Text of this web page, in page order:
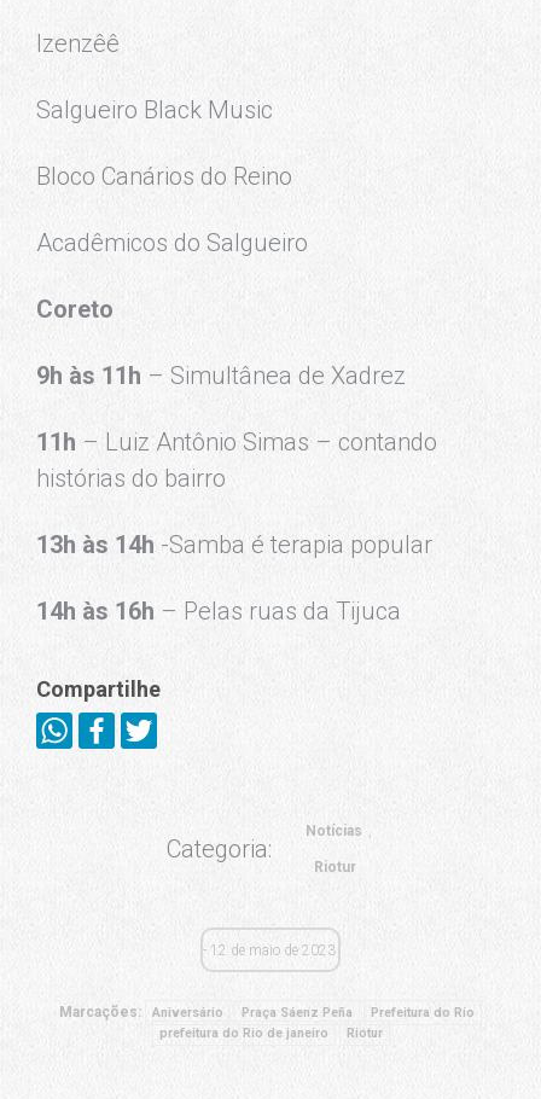
Izenzêê
Salgueiro Black Music
Bloco Canários do Reino
Acadêmicos do Salgueiro
Coreto
9h às 11h – Simultânea de Xadrez
11h – Luiz Antônio Simas – contando
histórias do bairro
13h às 14h -Samba é terapia popular
14h às 16h – Pelas ruas da Tijuca
Compartilhe
Categoria:
Notícias
Riotur
12 de maio de 2023
Marcações: Aniversário Praça Sáenz Peña
Prefeitura do Rio
prefeitura do Rio de janeiro
Riotur